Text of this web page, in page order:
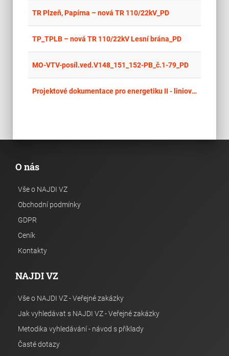
TR Plzeň, Papírna – nová TR 110/22kV_PD
TP_TPLB – nová TR 110/22kV Lesní brána_PD
MO-VTV-posíl.ved.V148_151_152-PB_č.1-79_PD
Projektové dokumentace pro energetiku II - liniové stavby vvn
O nás
Vše o NAJDI VZ
Obchodní podmínky
GDPR
Ceník
Kontakty
NAJDI VZ
Vše o NAJDI VZ - Veřejné zakázky
Jak vyhledávat s NAJDI VZ - Veřejné zakázky
Metodika vyhledávání - návod s příklady
Časté dotazy